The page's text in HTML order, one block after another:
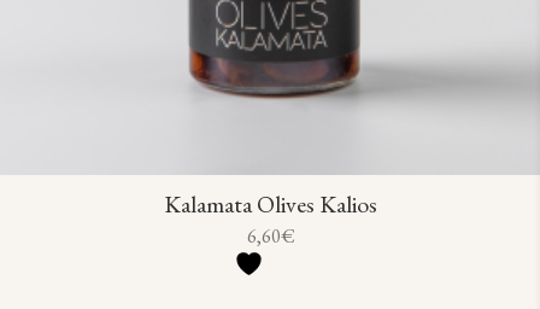
Kalamata Olives Kalios
6,60€